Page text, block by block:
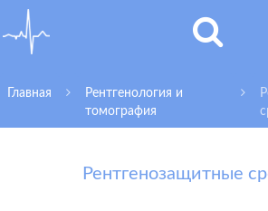
Главная
Рентгенология и
томография
Рентгенозащитные